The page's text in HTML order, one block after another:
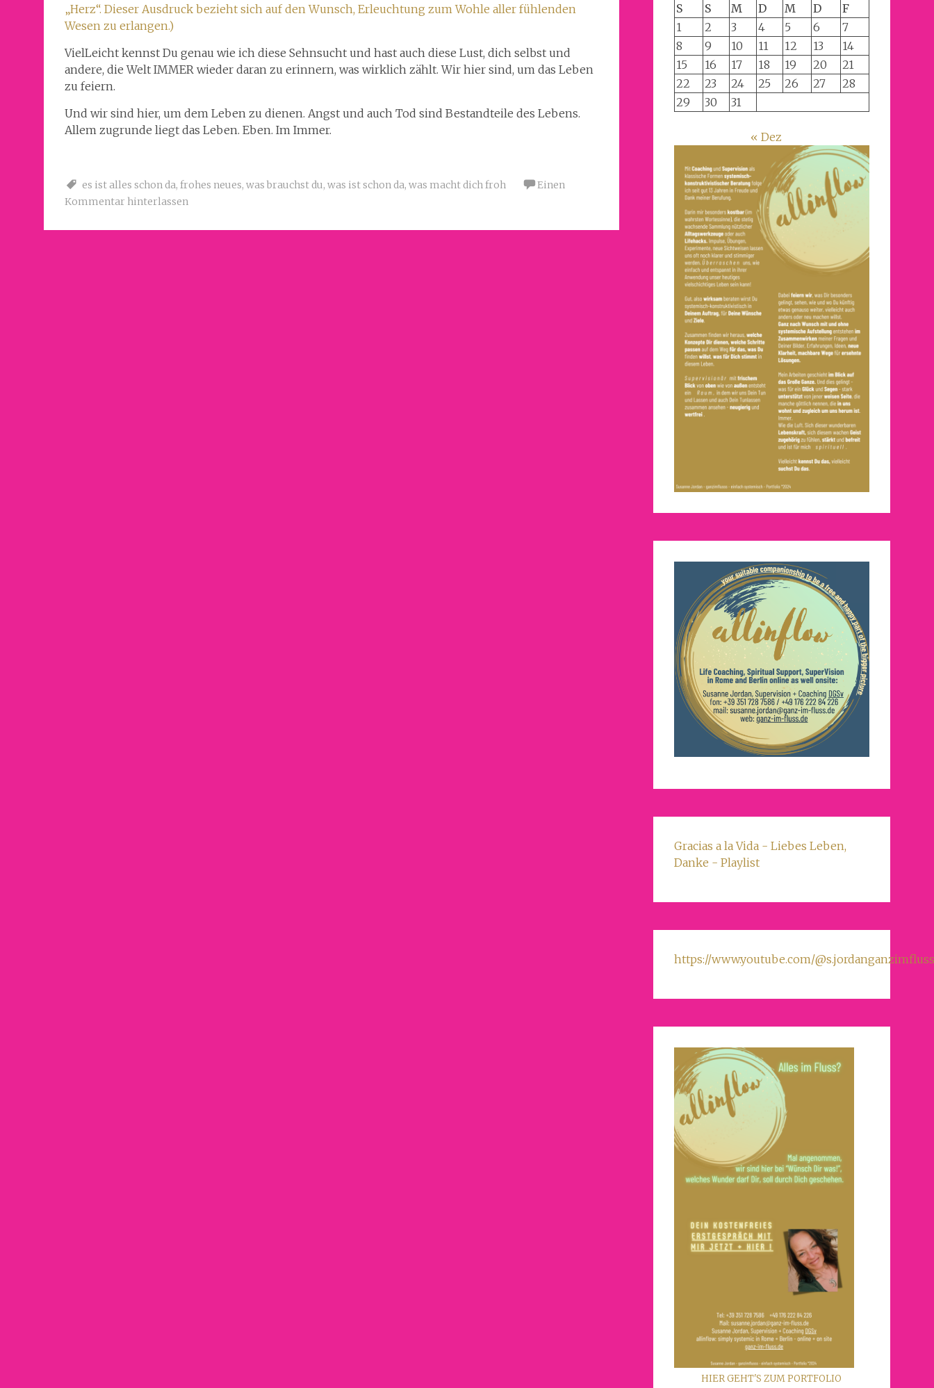
„Herz“. Dieser Ausdruck bezieht sich auf den Wunsch, Erleuchtung zum Wohle aller fühlenden
Wesen zu erlangen.)
VielLeicht kennst Du genau wie ich diese Sehnsucht und hast auch diese Lust, dich selbst und
andere, die Welt IMMER wieder daran zu erinnern, was wirklich zählt. Wir hier sind, um das Leben
zu feiern.
Und wir sind hier, um dem Leben zu dienen. Angst und auch Tod sind Bestandteile des Lebens.
Allem zugrunde liegt das Leben. Eben. Im Immer.
es ist alles schon da, frohes neues, was brauchst du, was ist schon da, was macht dich froh
Einen
Kommentar hinterlassen
S
S M D M D
F
1
2 3 4 5 6
7
8
9 10 11 12 13
14
15
16 17 18 19 20
21
22
23 24 25 26 27
28
29
30 31
« Dez
Gracias a la Vida - Liebes Leben,
Danke - Playlist
https://www.youtube.com/
HIER GEHT'S ZUM PORTFOLIO